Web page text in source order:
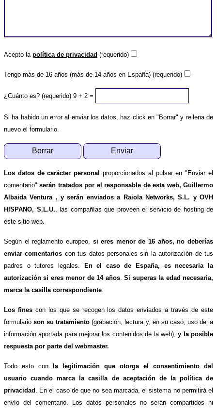
Acepto la política de privacidad (requerido)
Tengo más de 16 años (más de 14 años en España) (requerido)
¿Cuánto es? (requerido) 9 + 2 =
Si ha habido un error al enviar los datos, haz click en "Borrar" y rellena de
nuevo el formulario.
Los datos de carácter personal
proporcionados al pulsar en "Enviar el
comentario"serán tratados por el responsable de esta web, Guillermo
Albaida Ventura , y serán enviados a Raiola Networks, S.L. y OVH
HISPANO, S.L.U. , las compañías que proveen el servicio de hosting de
este sitio web.
Según el reglamento europeo, si eres menor de 16 años, no deberías
enviar comentarios con tus datos personales sin la autorización de tus
padres o tutores legales.
En el caso de España, es necesaria la
autorización si eres menor de 14 años.Si superas la edad necesaria,
marca la casilla correspondiente
Los finescon los que se recogen los datos enviados a través de este
formularioson su tratamiento (grabación, lectura y, en su caso, uso de la
información aportada para mejorar los contenidos de la web),y la posible
respuesta por parte del webmaster.
Todo esto con
la legitimación que otorga el consentimiento del
usuario cuando marca la casilla de aceptación de la política de
privacidad
. En el caso de que no sea marcada, el sistema no permitirá el
envío del comentario. Los datos personales no serán compartidos ni